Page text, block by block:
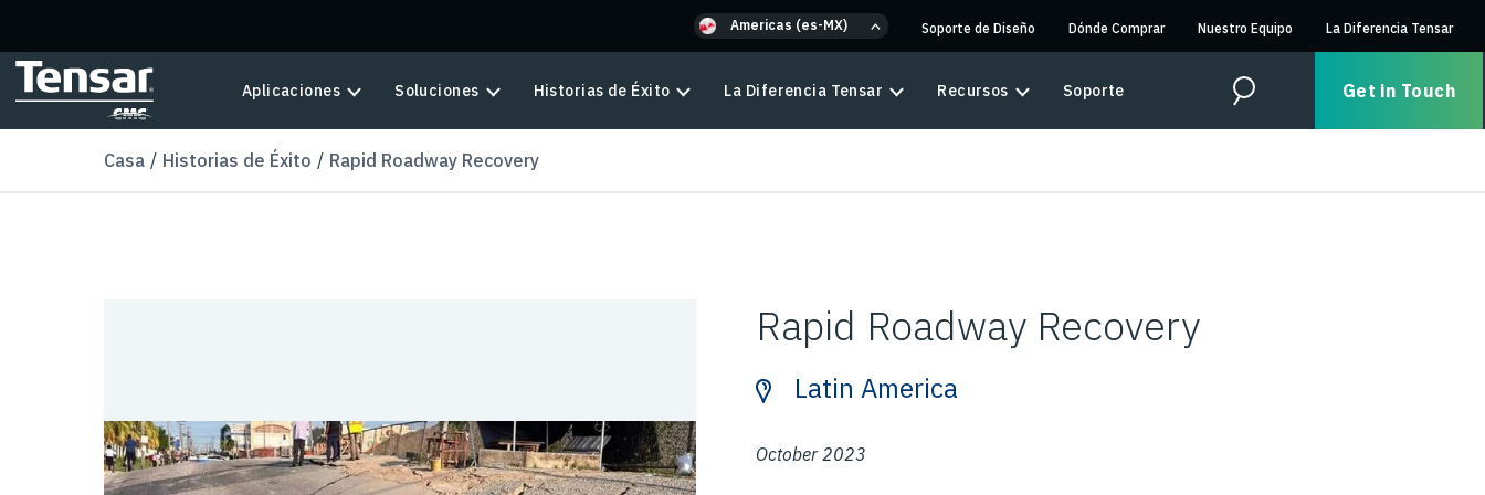
Americas (es-MX) Soporte de Diseño Dónde Comprar Nuestro Equipo La Diferencia Tensar
Aplicaciones Soluciones Historias de Éxito La Diferencia Tensar Recursos Soporte Search Get in Touch
Casa Historias de Éxito Rapid Roadway Recovery
Rapid Roadway Recovery
Latin America
October 2023